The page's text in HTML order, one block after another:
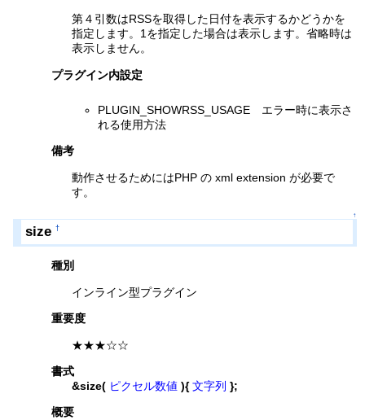
第４引数はRSSを取得した日付を表示するかどうかを
指定します。1を指定した場合は表示します。省略時は
表示しません。
プラグイン内設定
PLUGIN_SHOWRSS_USAGE エラー時に表示さ
れる使用方法
備考
動作させるためにはPHP の xml extension が必要で
す。
↑
size †
種別
インライン型プラグイン
重要度
★★★☆☆
書式
&size( ピクセル数値 ){ 文字列 };
概要